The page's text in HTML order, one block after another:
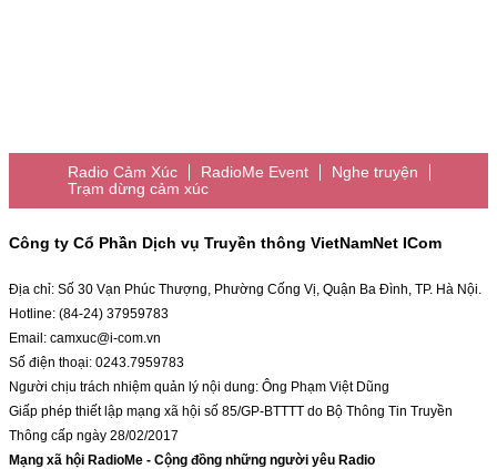
Radio Cảm Xúc RadioMe Event
Nghe truyện
Trạm dừng cảm xúc
Công ty Cổ Phần Dịch vụ Truyền thông VietNamNet ICom
Địa chỉ: Số 30 Vạn Phúc Thượng, Phường Cống Vị, Quận Ba Đình, TP. Hà Nội.
Hotline: (84-24) 37959783
Email: camxuc@i-com.vn
Số điện thoại: 0243.7959783
Người chịu trách nhiệm quản lý nội dung: Ông Phạm Việt Dũng
Giấp phép thiết lập mạng xã hội số 85/GP-BTTTT do Bộ Thông Tin Truyền
Thông cấp ngày 28/02/2017
Mạng xã hội RadioMe - Cộng đồng những người yêu Radio